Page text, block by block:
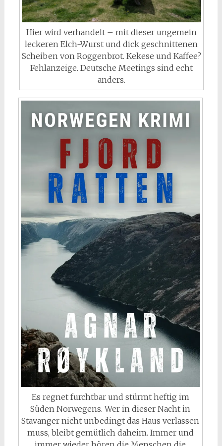
Hier wird verhandelt – mit dieser ungemein
leckeren Elch-Wurst und dick geschnittenen
Scheiben von Roggenbrot. Kekese und Kaffee?
Fehlanzeige. Deutsche Meetings sind echt
anders.
Es regnet furchtbar und stürmt heftig im
Süden Norwegens. Wer in dieser Nacht in
Stavanger nicht unbedingt das Haus verlassen
muss, bleibt gemütlich daheim. Immer und